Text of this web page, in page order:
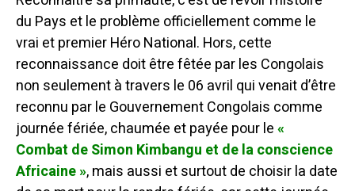
du Pays et le problème officiellement comme le
vrai et premier Héro National. Hors, cette
reconnaissance doit être fêtée par les Congolais
non seulement à travers le 06 avril qui venait d’être
reconnu par le Gouvernement Congolais comme
journée fériée, chaumée et payée pour le«
Combat de Simon Kimbangu et de la conscience
Africaine », mais aussi et surtout de choisir la date